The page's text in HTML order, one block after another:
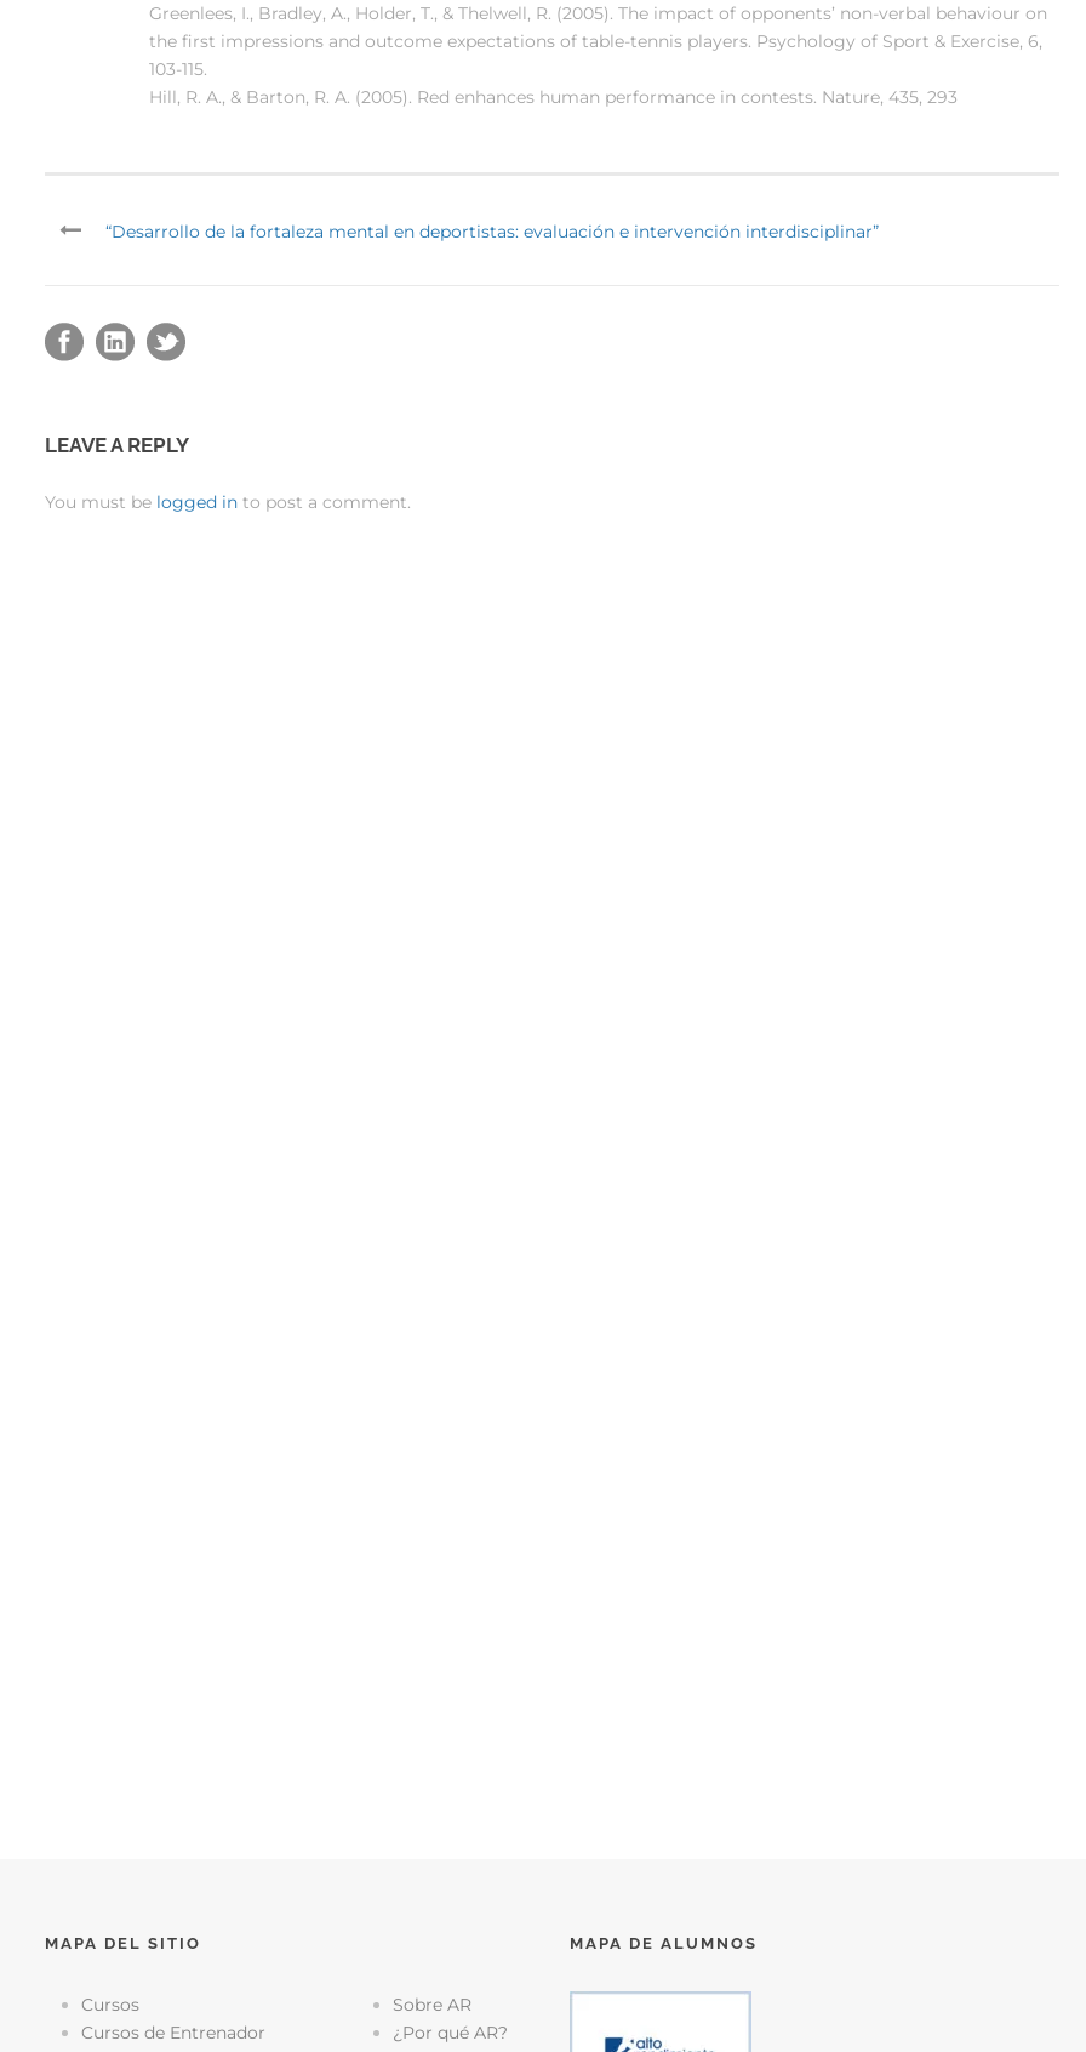
Greenlees, I., Bradley, A., Holder, T., & Thelwell, R. (2005). The impact of opponents’ non-verbal behaviour on
the first impressions and outcome expectations of table-tennis players. Psychology of Sport & Exercise, 6,
103-115.
Hill, R. A., & Barton, R. A. (2005). Red enhances human performance in contests. Nature, 435, 293
“Desarrollo de la fortaleza mental en deportistas: evaluación e intervención interdisciplinar”
LEAVE A REPLY
You must be logged in to post a comment.
MAPA DEL SITIO
Cursos
Cursos de Entrenador
Sobre AR
¿Por qué AR?
MAPA DE ALUMNOS